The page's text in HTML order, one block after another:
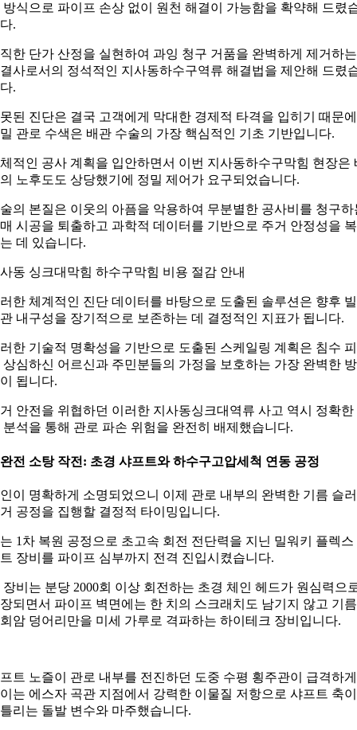
방식으로 파이프 손상 없이 원천 해결이 가능함을 확약해 드렸
.
한 단가 산정을 실현하여 과잉 청구 거품을 완벽하게 제거하는
사로서의 정석적인 지사동하수구역류 해결법을 제안해 드렸
.
된 진단은 결국 고객에게 막대한 경제적 타격을 입히기 때문에
관로 수색은 배관 수술의 가장 핵심적인 기초 기반입니다.
적인 공사 계획을 입안하면서 이번 지사동하수구막힘 현장은
노후도도 상당했기에 정밀 제어가 요구되었습니다.
의 본질은 이웃의 아픔을 악용하여 무분별한 공사비를 청구하
시공을 퇴출하고 과학적 데이터를 기반으로 주거 안정성을
데 있습니다.
동 싱크대막힘 하수구막힘 비용 절감 안내
한 체계적인 진단 데이터를 바탕으로 도출된 솔루션은 향후
내구성을 장기적으로 보존하는 데 결정적인 지표가 됩니다.
한 기술적 명확성을 기반으로 도출된 스케일링 계획은 침수
상심하신 어르신과 주민분들의 가정을 보호하는 가장 완벽한
됩니다.
안전을 위협하던 이러한 지사동싱크대역류 사고 역시 정확한
분석을 통해 관로 파손 위험을 완전히 배제했습니다.
전 소탕 작전: 초경 샤프트와 하수구고압세척 연동 공정
이 명확하게 소명되었으니 이제 관로 내부의 완벽한 기름 슬
공정을 집행할 결정적 타이밍입니다.
1차 복원 공정으로 초고속 회전 전단력을 지닌 밀워키 플렉스
장비를 파이프 심부까지 전격 진입시켰습니다.
장비는 분당 2000회 이상 회전하는 초경 체인 헤드가 원심력으
되면서 파이프 벽면에는 한 치의 스크래치도 남기지 않고 기름
암 덩어리만을 미세 가루로 격파하는 하이테크 장비입니다.
트 노즐이 관로 내부를 전진하던 도중 수평 횡주관이 급격하게
는 에스자 곡관 지점에서 강력한 이물질 저항으로 샤프트 축이
리는 돌발 변수와 마주했습니다.